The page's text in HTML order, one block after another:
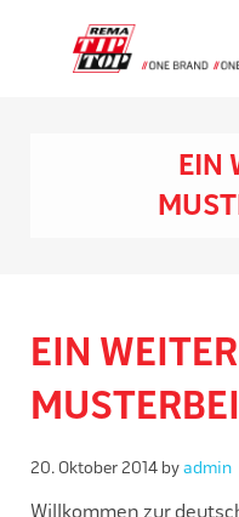
EIN
EIN
20. Oktober 2014 byadmin
Willkommen zur